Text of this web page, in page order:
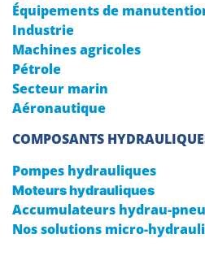
Équipements de
Industrie
Machines agricoles
Pétrole
Secteur marin
Aéronautique
COMPOSANTS
Pompes hydrauliques
Moteurs hydrauliques
Accumulateurs hydrau-
Nos solutions micro-